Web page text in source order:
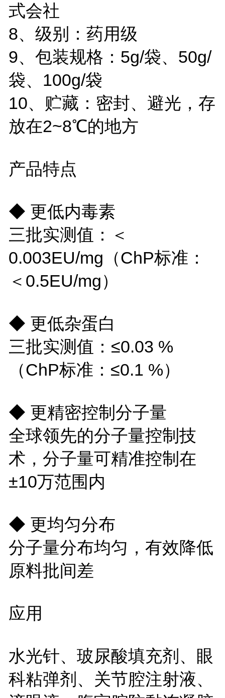
式会社
8、级别：药用级
9、包装规格：5g/袋、50g/
袋、100g/袋
10、贮藏：密封、避光，存
放在2~8℃的地方
产品特点
◆ 更低内毒素
三批实测值：＜
0.003EU/mg（ChP标准：
＜0.5EU/mg）
◆ 更低杂蛋白
三批实测值：≤0.03 %
（ChP标准：≤0.1 %）
◆ 更精密控制分子量
全球领先的分子量控制技
术，分子量可精准控制在
±10万范围内
◆ 更均匀分布
分子量分布均匀，有效降低
原料批间差
应用
水光针、玻尿酸填充剂、眼
科粘弹剂、关节腔注射液、